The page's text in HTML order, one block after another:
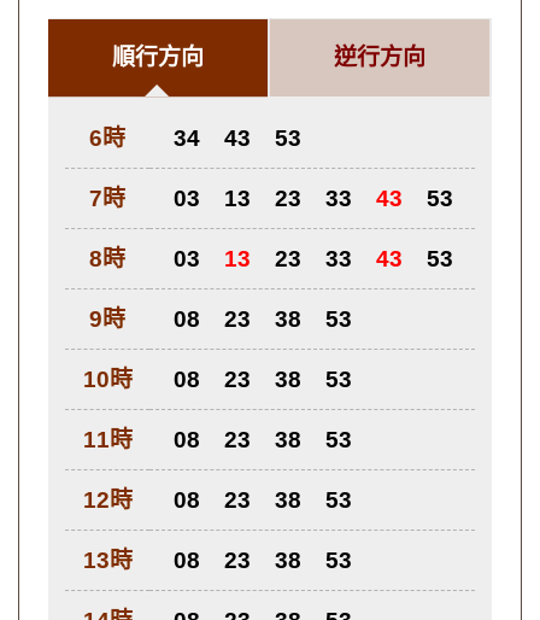
順行方向 逆行方向
6時 34 43 53
7時 03 13 23 33 43 53
8時 03 13 23 33 43 53
9時 08 23 38 53
10時 08 23 38 53
11時 08 23 38 53
12時 08 23 38 53
13時 08 23 38 53